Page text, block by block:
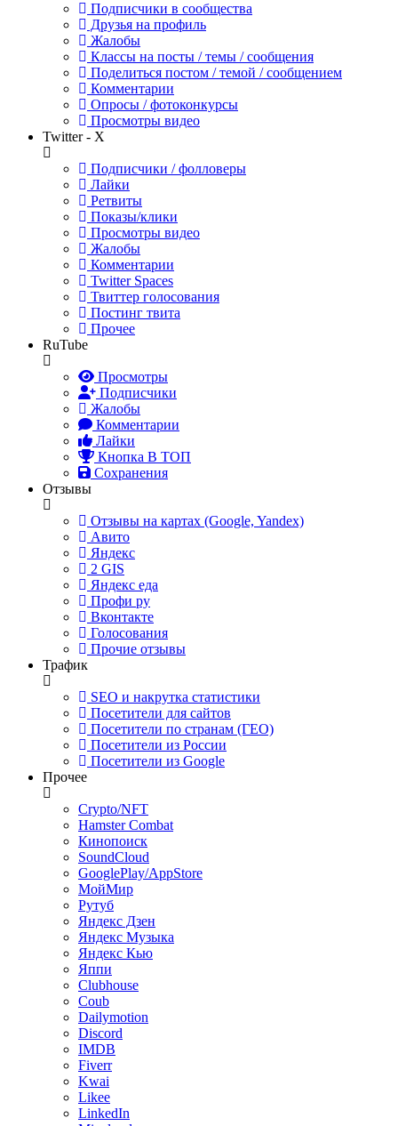
Подписчики в сообщества
Друзья на профиль
Жалобы
Классы на посты / темы / сообщения
Поделиться постом / темой / сообщением
Комментарии
Опросы / фотоконкурсы
Просмотры видео
Twitter - X
Подписчики / фолловеры
Лайки
Ретвиты
Показы/клики
Просмотры видео
Жалобы
Комментарии
Twitter Spaces
Твиттер голосования
Постинг твита
Прочее
RuTube
Просмотры
Подписчики
Жалобы
Комментарии
Лайки
Кнопка В ТОП
Сохранения
Отзывы
Отзывы на картах (Google, Yandex)
Авито
Яндекс
2 GIS
Яндекс еда
Профи ру
Вконтакте
Голосования
Прочие отзывы
Трафик
SEO и накрутка статистики
Посетители для сайтов
Посетители по странам (ГЕО)
Посетители из России
Посетители из Google
Прочее
Crypto/NFT
Hamster Combat
Кинопоиск
SoundCloud
GooglePlay/AppStore
МойМир
Рутуб
Яндекс Дзен
Яндекс Музыка
Яндекс Кью
Яппи
Clubhouse
Coub
Dailymotion
Discord
IMDB
Fiverr
Kwai
Likee
LinkedIn